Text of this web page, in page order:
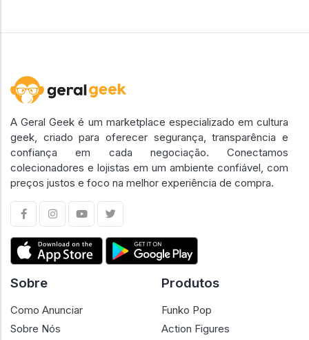
A Geral Geek é um marketplace especializado em cultura
geek, criado para oferecer segurança, transparência e
confiança em cada negociação. Conectamos
colecionadores e lojistas em um ambiente confiável, com
preços justos e foco na melhor experiência de compra.
Sobre
Como Anunciar
Sobre Nós
Produtos
Funko Pop
Action Figures